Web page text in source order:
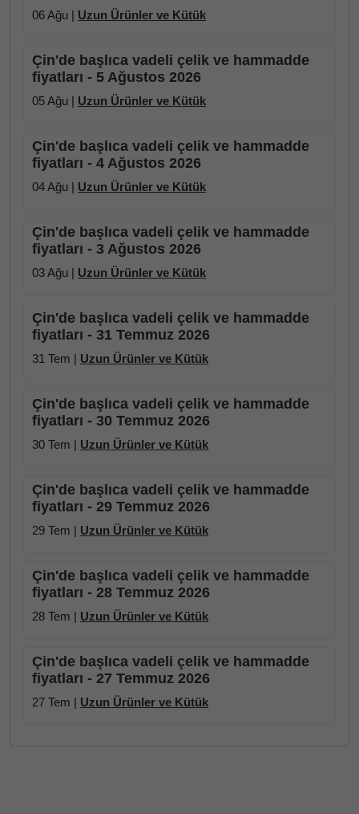
06 Ağu | Uzun Ürünler ve Kütük
Çin'de başlıca vadeli çelik ve hammadde
fiyatları - 5 Ağustos 2026
05 Ağu | Uzun Ürünler ve Kütük
Çin'de başlıca vadeli çelik ve hammadde
fiyatları - 4 Ağustos 2026
04 Ağu | Uzun Ürünler ve Kütük
Çin'de başlıca vadeli çelik ve hammadde
fiyatları - 3 Ağustos 2026
03 Ağu | Uzun Ürünler ve Kütük
Çin'de başlıca vadeli çelik ve hammadde
fiyatları - 31 Temmuz 2026
31 Tem | Uzun Ürünler ve Kütük
Çin'de başlıca vadeli çelik ve hammadde
fiyatları - 30 Temmuz 2026
30 Tem | Uzun Ürünler ve Kütük
Çin'de başlıca vadeli çelik ve hammadde
fiyatları - 29 Temmuz 2026
29 Tem | Uzun Ürünler ve Kütük
Çin'de başlıca vadeli çelik ve hammadde
fiyatları - 28 Temmuz 2026
28 Tem | Uzun Ürünler ve Kütük
Çin'de başlıca vadeli çelik ve hammadde
fiyatları - 27 Temmuz 2026
27 Tem | Uzun Ürünler ve Kütük